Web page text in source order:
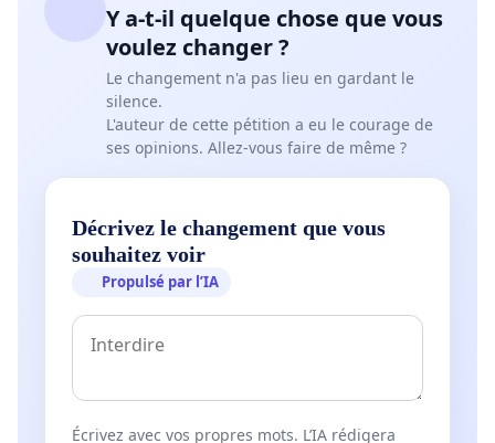
Y a-t-il quelque chose que vous
voulez changer ?
Le changement n'a pas lieu en gardant le
silence.
L'auteur de cette pétition a eu le courage de
ses opinions. Allez-vous faire de même ?
Décrivez le changement que vous
souhaitez voir
Propulsé par l’IA
Écrivez avec vos propres mots. L’IA rédigera